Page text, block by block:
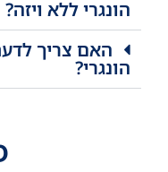
הונגרי ללא ויזה?
האם צריך
הונגרי?